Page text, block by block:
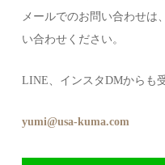
メールでのお問い合わせは
い合わせください。
LINE、インスタDMからも
yumi@usa-kuma.com